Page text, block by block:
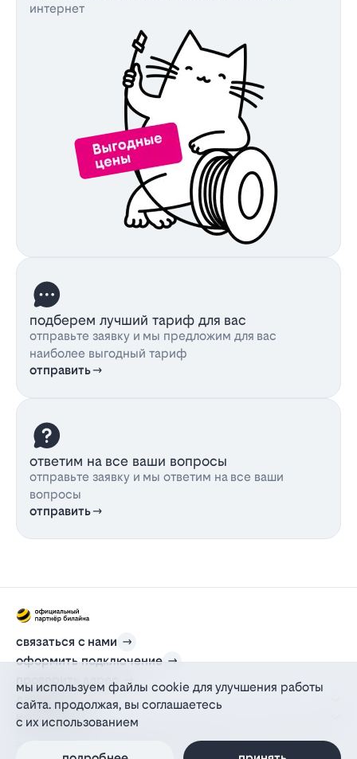
интернет
подберем лучший тариф для вас
отправьте заявку и мы предложим для вас
наиболее выгодный тариф
отправить
ответим на все ваши вопросы
отправьте заявку и мы ответим на все ваши
вопросы
отправить
связаться с нами
оформить подключение
проверить адрес
для дома
информация
действующий на основании агентского договора
политика персональных данных
мы используем файлы cookie для улучшения работы
сайта. продолжая, вы соглашаетесь
с их использованием